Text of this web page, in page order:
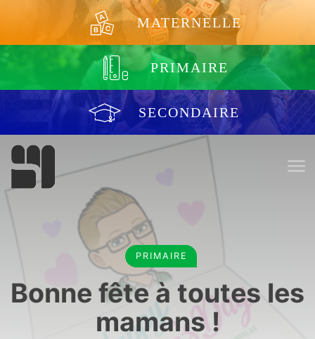
MATERNELLE
PRIMAIRE
SECONDAIRE
PRIMAIRE
Bonne fête à toutes les
mamans !